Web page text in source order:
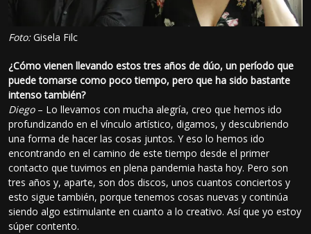
Foto:Gisela Filc
¿Cómo vienen llevando estos tres años de dúo, un período que
puede tomarse como poco tiempo, pero que ha sido bastante
intenso también?
Diego– Lo llevamos con mucha alegría, creo que hemos ido
profundizando en el vínculo artístico, digamos, y descubriendo
una forma de hacer las cosas juntos. Y eso lo hemos ido
encontrando en el camino de este tiempo desde el primer
contacto que tuvimos en plena pandemia hasta hoy. Pero son
tres años y, aparte, son dos discos, unos cuantos conciertos y
esto sigue también, porque tenemos cosas nuevas y continúa
siendo algo estimulante en cuanto a lo creativo. Así que yo estoy
súper contento.